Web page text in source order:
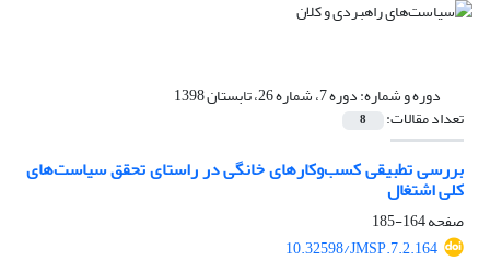
دوره و شماره:دوره 7، شماره 26، تابستان 1398
تعداد مقالات: 8
بررسی تطبیقی کسب‌وکارهای خانگی در راستای تحقق سیاست‌های
کلی اشتغال
صفحه164-185
10.32598/JMSP.7.2.164